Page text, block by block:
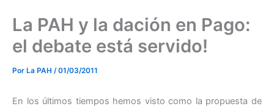
La PAH y la dación en Pago:
el debate está servido!
Por La PAH /01/03/2011
En los últimos tiempos hemos visto como la propuesta de